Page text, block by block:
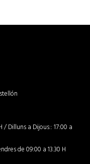
/ Dilluns a Dijous:: 17:00 a
de 09:00 a 13.30 H